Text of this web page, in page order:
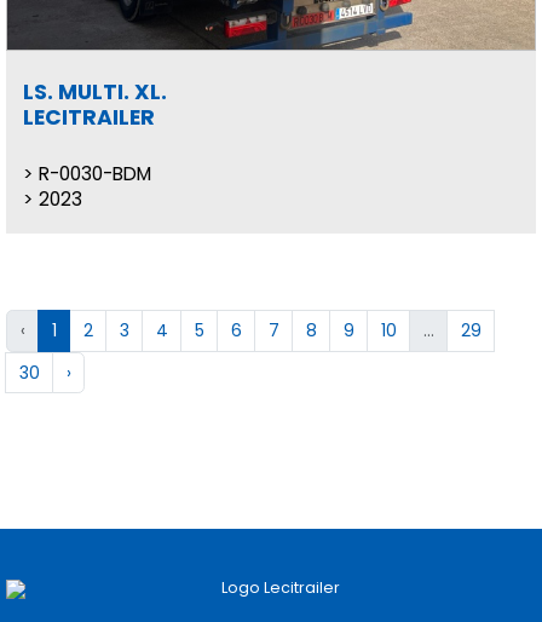
LS. MULTI. XL.
LECITRAILER
R-0030-BDM
2023
‹ 1 2 3 4 5 6 7 8 9 10 ...
29
30
›